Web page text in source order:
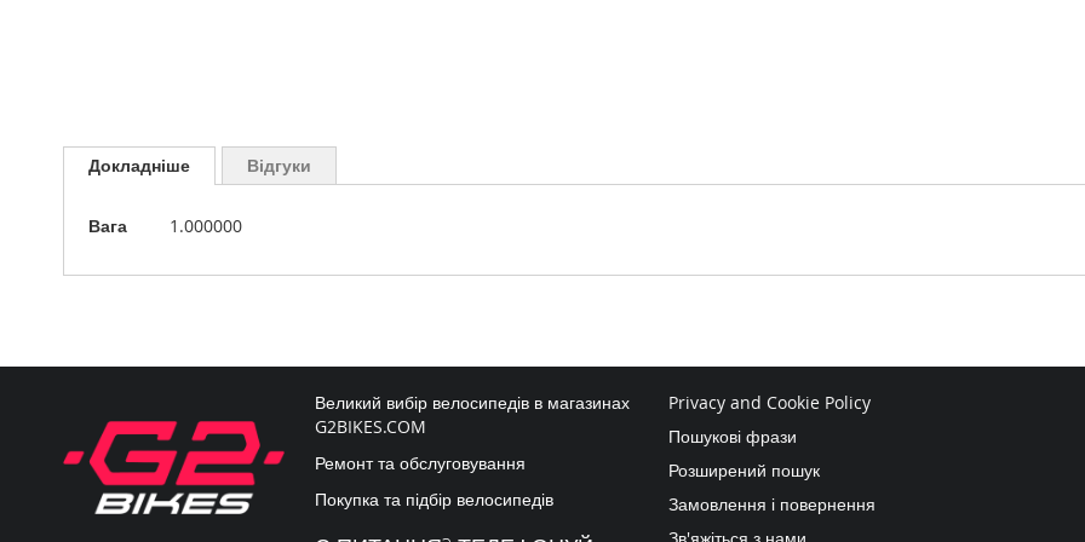
до
початку
зображень
Докладніше
Докладніше
Вага 1.000000
Відгуки
Великий вибір велосипедів в магазинах
G2BIKES.COM
Ремонт та обслуговування
Покупка та підбір велосипедів
Privacy and Cookie Policy
Пошукові фрази
Розширений пошук
Замовлення і повернення